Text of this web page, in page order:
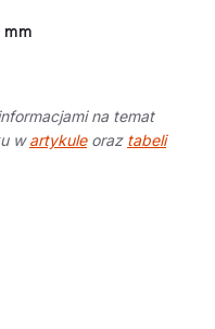
mm
na temat
wartykuleoraz tabeli